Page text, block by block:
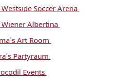
Soccer Arena
Albertina
Art Room
Partyraum
Events